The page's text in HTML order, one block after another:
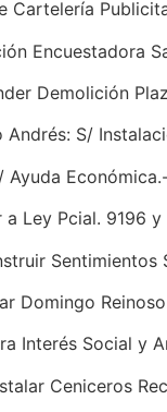
Cartelería
Encuestadora
Demolición
Andrés: S/
Ayuda
a Ley Pcial. 9196
Domingo
Interés Social y
Ceniceros